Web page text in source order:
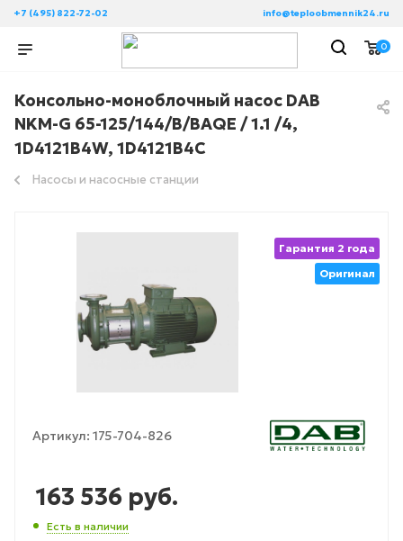
+7 (495) 822-72-02 info@teploobmennik24.ru
0
Консольно-моноблочный насос DAB
NKM-G 65-125/144/B/BAQE / 1.1 /4,
1D4121B4W, 1D4121B4C
Насосы и насосные станции
Гарантия 2 года
Оригинал
Артикул: 175-704-826
163 536 руб.
Есть в наличии